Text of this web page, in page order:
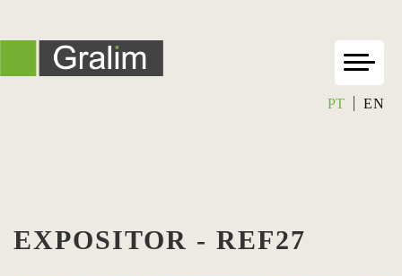
PT EN
EXPOSITOR - REF27